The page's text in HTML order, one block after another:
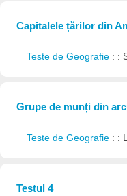
Capitalele țărilor din
Teste de Geografie : :
Grupe de munți din
Teste de Geografie : :
Testul 4